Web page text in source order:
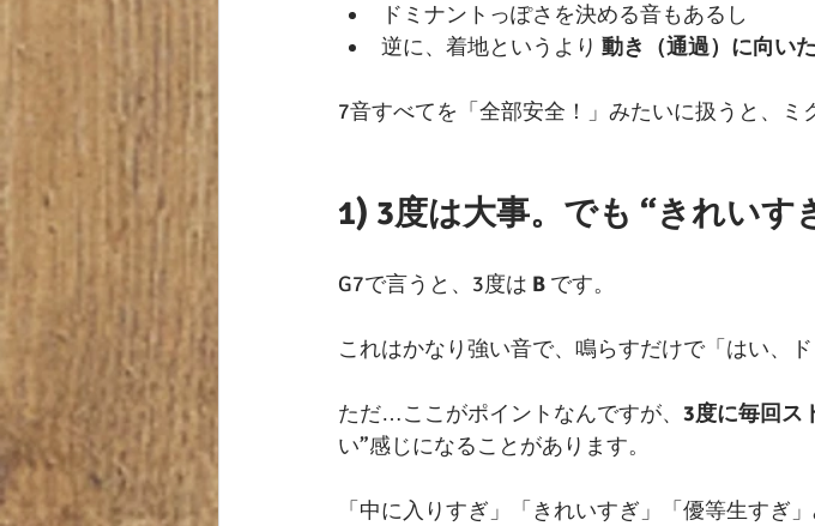
ドミナントっぽさを決める音もあるし
逆に、着地というより 動き（通過）に向い
7音すべてを「全部安全！」みたいに扱うと、ミ
1) 3度は大事。でも “きれいす
G7で言うと、3度は B です。
これはかなり強い音で、鳴らすだけで「はい、
ただ…ここがポイントなんですが、 3度に毎回ス
い”感じになることがあります。
「中に入りすぎ」「きれいすぎ」「優等生すぎ」